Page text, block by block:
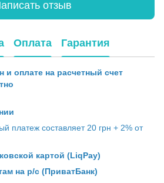
отзыв
Оплата Гарантия
и оплате на расчетный счет
платеж составляет 20 грн + 2% от
картой (LiqPay)
на р/с (ПриватБанк)